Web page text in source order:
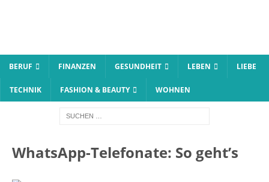
BERUF FINANZEN GESUNDHEIT LEBEN LIEBE
TECHNIK FASHION & BEAUTY WOHNEN
WhatsApp-Telefonate: So geht’s